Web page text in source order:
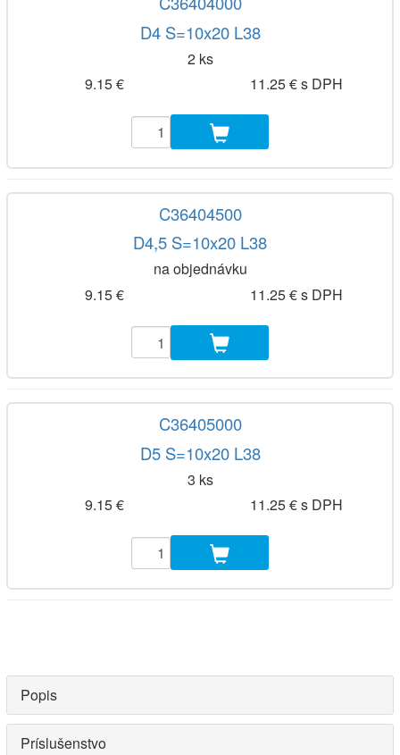
D4 S=10x20 L38
2 ks
9.15 €
11.25 € s DPH
C36404500
D4,5 S=10x20 L38
na objednávku
9.15 €
11.25 € s DPH
C36405000
D5 S=10x20 L38
3 ks
9.15 €
11.25 € s DPH
Popis
Príslušenstvo